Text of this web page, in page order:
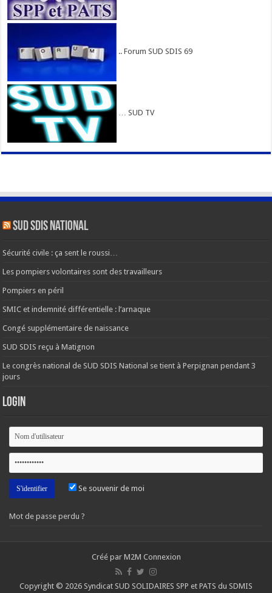
.. Forum SUD SDIS 69
… SUD TV
SUD SDIS national
Sécurité civile : ça sent le roussi…
Les pompiers volontaires sont des travailleurs
Pompiers en péril
SMIC et indemnité différentielle : l’arnaque
Congé supplémentaire de naissance
SUD SDIS reçu à Matignon
Le congrès national de SUD SDIS National se tient à Perpignan pendant 3
jours
Login
Se souvenir de moi
Mot de passe perdu ?
Créé par M2M Connexion
Copyright © 2026 Syndicat SUD SOLIDAIRES SPP et PATS du SDMIS